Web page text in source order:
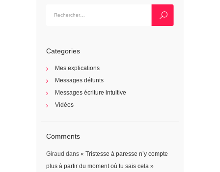
Categories
Mes explications
Messages défunts
Messages écriture intuitive
Vidéos
Comments
Giraud dans « Tristesse à paresse n’y compte
plus à partir du moment où tu sais cela »